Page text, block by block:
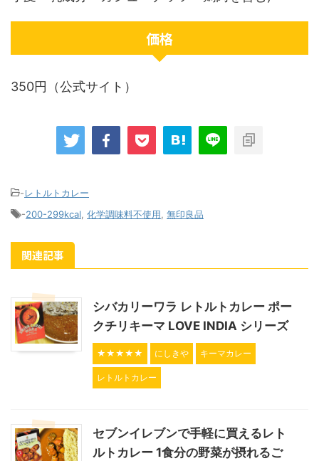
価格
350円（公式サイト）
-レトルトカレー
-200-299kcal, 化学調味料不使用, 無印良品
関連記事
シバカリーワラ レトルトカレー ポー
クチリキーマ LOVE INDIA シリーズ
★★★★★ にしきや キーマカレー
レトルトカレー
セブンイレブンで手軽に買えるレト
ルトカレー 1食分の野菜が摂れるご